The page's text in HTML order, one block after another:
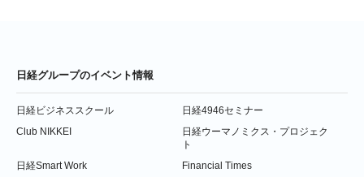
日経グループのイベント情報
日経ビジネススクール
日経4946セミナー
Club NIKKEI
日経ウーマノミクス・プロジェク
ト
日経Smart Work
Financial Times